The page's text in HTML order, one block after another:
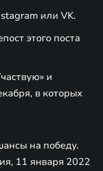
или VK.
этого поста
и
в которых
на победу.
11 января 2022